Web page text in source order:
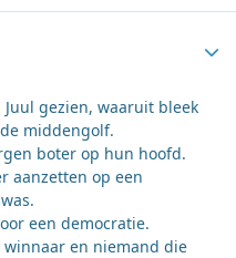
gezien, waaruit bleek
middengolf.
boter op hun hoofd.
aanzetten op een
een democratie.
en niemand die